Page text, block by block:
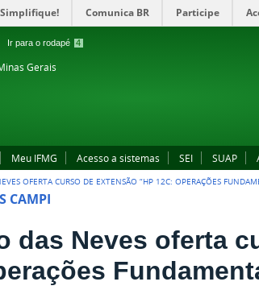
Ir para o rodapé 4
Simplifique! Comunica BR Participe
Gerais
Meu IFMG Acesso a sistemas SEI SUAP
OFERTA CURSO DE EXTENSÃO “HP 12C: OPERAÇÕES
CAMPI
das Neves oferta